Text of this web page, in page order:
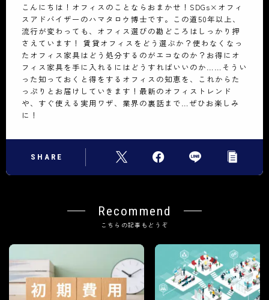
こんにちは！オフィスのことならおまかせ！SDGs×オフィ
スアドバイザーのハマタロウ博士です。この道50年以上、
流行が変わっても、オフィス選びの勘どころはしっかり押
さえています！ 賃貸オフィスをどう選ぶか？使わなくなっ
たオフィス家具はどう処分するのがエコなのか？お得にオ
フィス家具を手に入れるにはどうすればいいのか……そうい
った知っておくと得をするオフィスの知恵を、これからた
っぷりとお届けしていきます！最新のオフィストレンド
や、すぐ使える実用ワザ、業界の裏話まで…ぜひお楽しみ
に！
SHARE
Recommend
こちらの記事もどうぞ